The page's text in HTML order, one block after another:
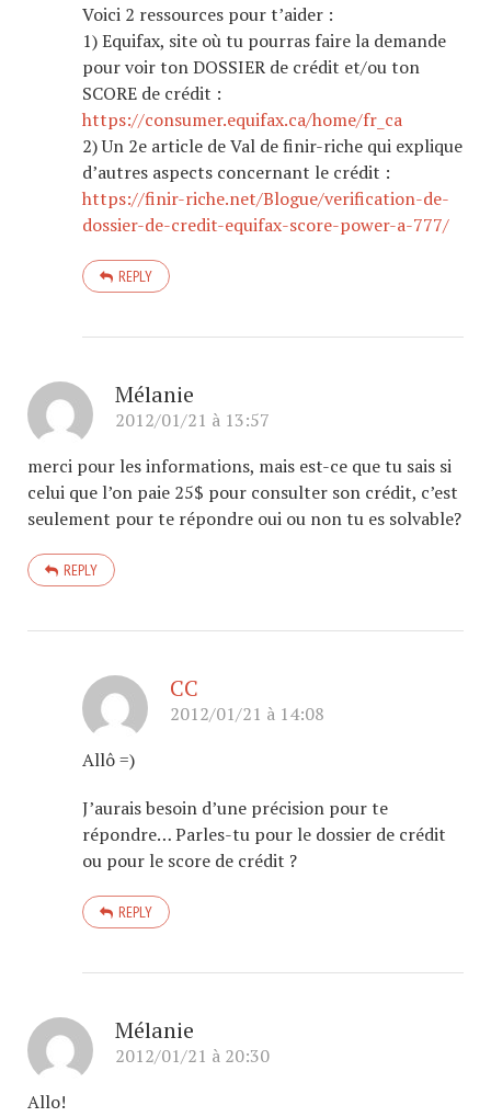
Voici 2 ressources pour t’aider :
1) Equifax, site où tu pourras faire la demande
pour voir ton DOSSIER de crédit et/ou ton
SCORE de crédit :
https://consumer.equifax.ca/home/fr_ca
2) Un 2e article de Val de finir-riche qui explique
d’autres aspects concernant le crédit :
https://finir-riche.net/Blogue/verification-de-
dossier-de-credit-equifax-score-power-a-777/
REPLY
Mélanie
2012/01/21 à 13:57
merci pour les informations, mais est-ce que tu sais si
celui que l’on paie 25$ pour consulter son crédit, c’est
seulement pour te répondre oui ou non tu es solvable?
REPLY
CC
2012/01/21 à 14:08
Allô =)
J’aurais besoin d’une précision pour te
répondre… Parles-tu pour le dossier de crédit
ou pour le score de crédit ?
REPLY
Mélanie
2012/01/21 à 20:30
Allo!